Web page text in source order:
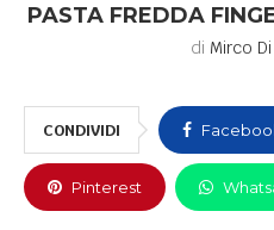
PASTA FREDDA
di Mirco
CONDIVIDI
Pinterest